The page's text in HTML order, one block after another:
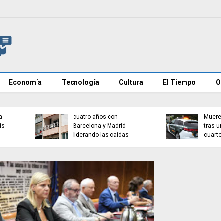
Economía Tecnología Cultura El Tiempo
Investigan mensajes en
redes contra vecinos de
Ceuta
Cadena perpetua para el
autor del atropello
de Múnich